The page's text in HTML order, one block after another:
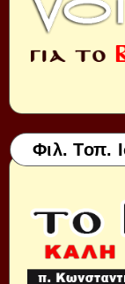
Φιλ. Τοπ.